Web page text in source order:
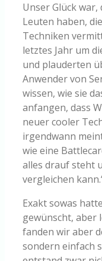
Unser Glück
Leuten haben,
Techniken
letztes Jahr um
und plauderten
Anwender von
wissen, wie sie
anfangen, dass
neuer cooler
irgendwann
wie eine
alles drauf steht
vergleichen
Exakt sowas
gewünscht, aber
fanden wir aber
sondern einfach